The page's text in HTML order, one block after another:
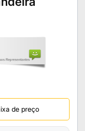
de preço